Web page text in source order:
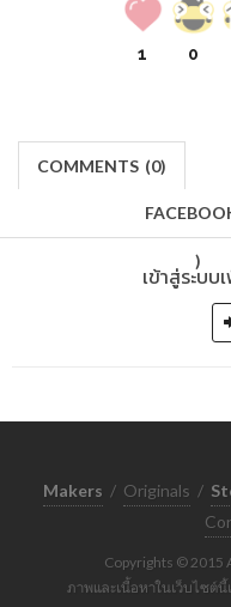
1 0
COMMENTS (0)
)
เข้าสู่ระบ
Makers / Originals /
Copyrights © 2015
ภาพและเนื้อหาในเว็บไซต์